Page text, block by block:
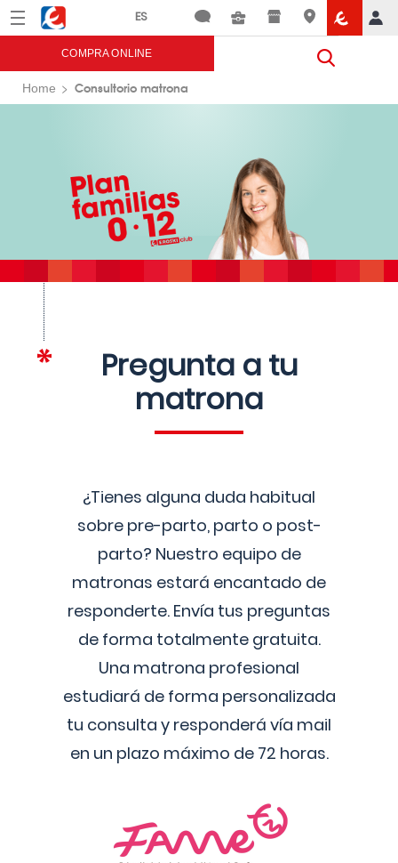
Menú Eroski
COMPRA ONLINE
Home Consultorio matrona
Pregunta a tu
matrona
¿Tienes alguna duda habitual
sobre pre-parto, parto o post-
parto? Nuestro equipo de
matronas estará encantado de
responderte. Envía tus preguntas
de forma totalmente gratuita.
Una matrona profesional
estudiará de forma personalizada
tu consulta y responderá vía mail
en un plazo máximo de 72 horas.